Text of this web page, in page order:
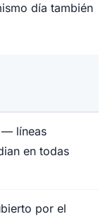
día también
— líneas
en todas
por el